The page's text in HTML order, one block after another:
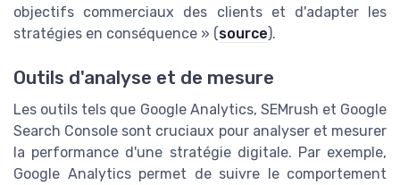
objectifs commerciaux des clients et d'adapter les
stratégies en conséquence » (source).
Outils d'analyse et de mesure
Les outils tels que Google Analytics, SEMrush et Google
Search Console sont cruciaux pour analyser et mesurer
la performance d'une stratégie digitale. Par exemple,
Google Analytics permet de suivre le comportement